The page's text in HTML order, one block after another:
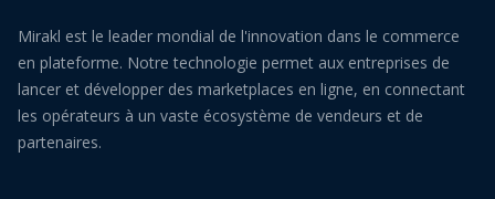
Mirakl est le leader mondial de l'innovation dans le commerce
en plateforme. Notre technologie permet aux entreprises de
lancer et développer des marketplaces en ligne, en connectant
les opérateurs à un vaste écosystème de vendeurs et de
partenaires.